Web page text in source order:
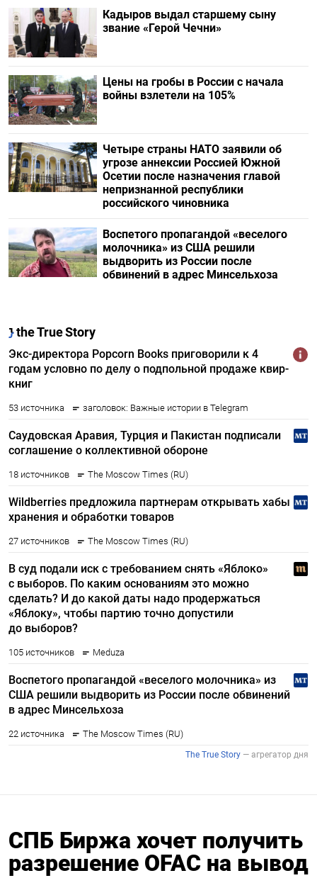
Кадыров выдал старшему сыну
звание «Герой Чечни»
Цены на гробы в России с начала
войны взлетели на 105%
Четыре страны НАТО заявили об
угрозе аннексии Россией Южной
Осетии после назначения главой
непризнанной республики
российского чиновника
Воспетого пропагандой «веселого
молочника» из США решили
выдворить из России после
обвинений в адрес Минсельхоза
СПБ Биржа хочет получить
разрешение OFAC на вывод